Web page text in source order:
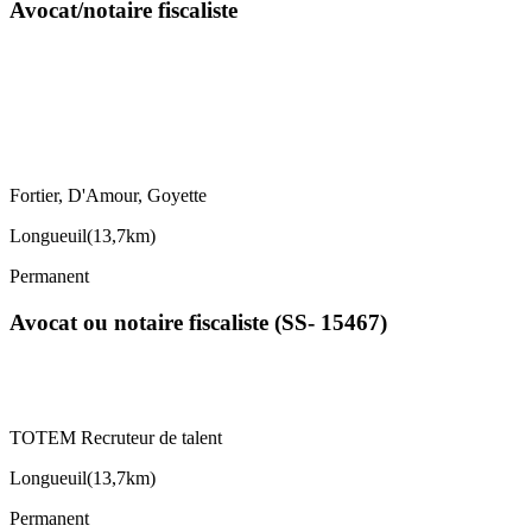
Avocat/notaire fiscaliste
Fortier, D'Amour, Goyette
Longueuil(13,7km)
Permanent
Avocat ou notaire fiscaliste (SS- 15467)
TOTEM Recruteur de talent
Longueuil(13,7km)
Permanent